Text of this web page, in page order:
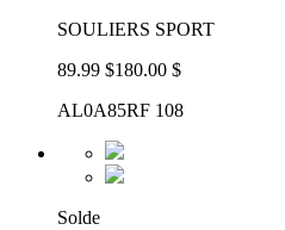
SOULIERS SPORT
89.99 $180.00 $
AL0A85RF 108
Solde